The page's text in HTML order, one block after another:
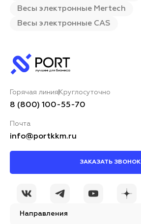
Весы электронные Mertech
Весы электронные CAS
Направления
Горячая линия Круглосуточно
8 (800) 100-55-70
Почта
info@portkkm.ru
ЗАКАЗАТЬ ЗВОНОК